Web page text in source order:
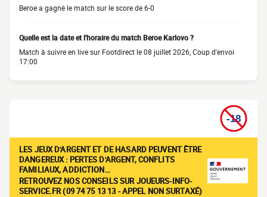
Beroe a gagné le match sur le score de 6-0
Quelle est la date et l'horaire du match Beroe Karlovo ?
Match à suivre en live sur Footdirect le 08 juillet 2026, Coup d'envoi
17:00
LES JEUX D'ARGENT ET DE HASARD PEUVENT ÊTRE
DANGEREUX : PERTES D'ARGENT, CONFLITS
FAMILIAUX, ADDICTION…
RETROUVEZ NOS CONSEILS SUR JOUEURS-INFO-
SERVICE.FR (09 74 75 13 13 - APPEL NON SURTAXÉ)